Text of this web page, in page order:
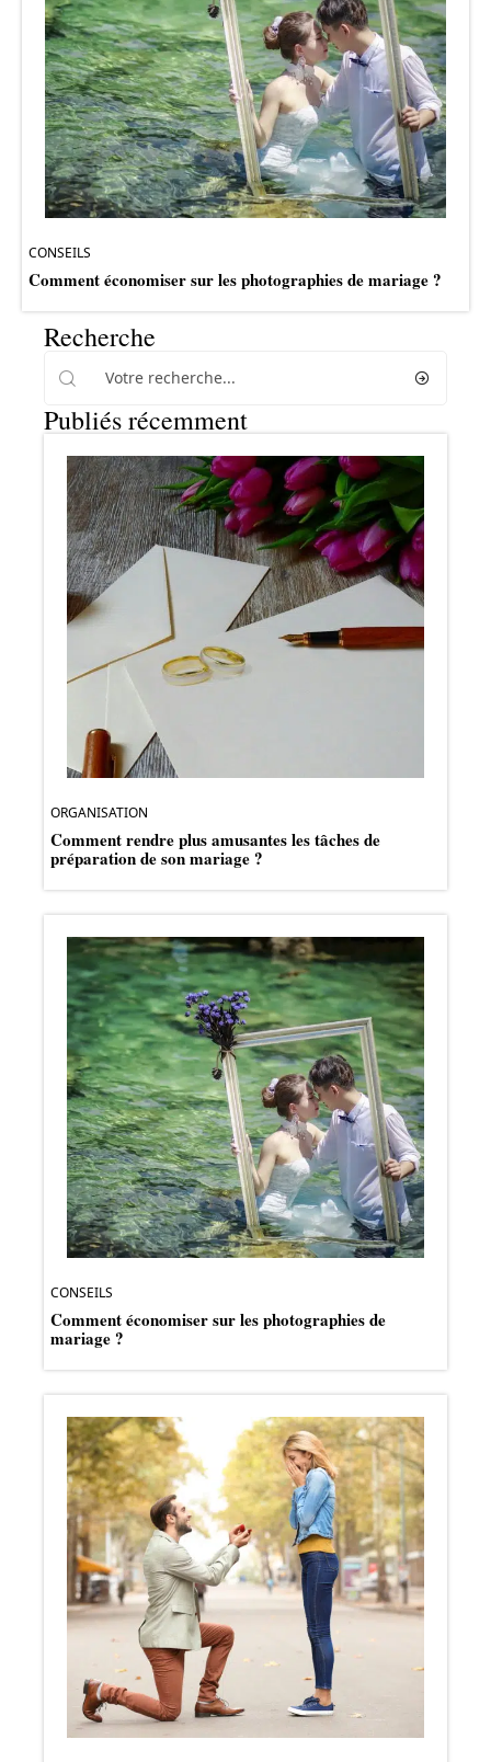
CONSEILS
Comment économiser sur les photographies de mariage ?
Recherche
Publiés récemment
ORGANISATION
Comment rendre plus amusantes les tâches de
préparation de son mariage ?
CONSEILS
Comment économiser sur les photographies de
mariage ?